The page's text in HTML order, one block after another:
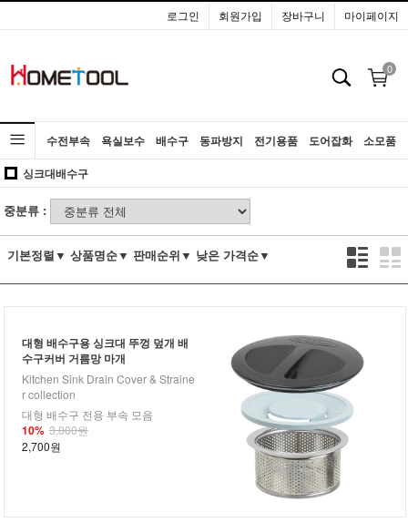
로그인 회원가입 장바구니 마이페이지
0
수전부속 욕실보수 배수구 동파방지 전기용품 도어잡화 소모품
공구싱크대배수구
중분류 :
기본정렬▼ 상품명순▼ 판매순위▼ 낮은 가격순▼
대형 배수구용 싱크대 뚜껑 덮개 배
수구커버 거름망 마개
Kitchen Sink Drain Cover & Straine
r collection
대형 배수구 전용 부속 모음
10% 3,000원
2,700원